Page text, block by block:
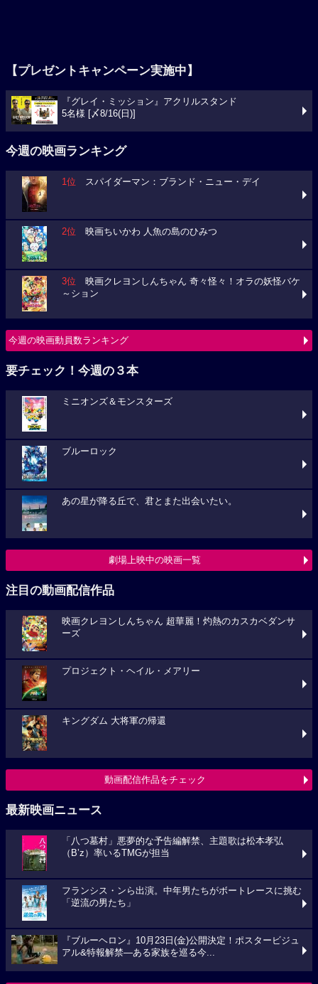
【プレゼントキャンペーン実施中】
『グレイ・ミッション』アクリルスタンド
5名様 [〆8/16(日)]
今週の映画ランキング
1位 スパイダーマン：ブランド・ニュー・デイ
2位 映画ちいかわ 人魚の島のひみつ
3位 映画クレヨンしんちゃん 奇々怪々！オラの妖怪バケ
～ション
今週の映画動員数ランキング
要チェック！今週の３本
ミニオンズ＆モンスターズ
ブルーロック
あの星が降る丘で、君とまた出会いたい。
劇場上映中の映画一覧
注目の動画配信作品
映画クレヨンしんちゃん 超華麗！灼熱のカスカベダンサ
ーズ
プロジェクト・ヘイル・メアリー
キングダム 大将軍の帰還
動画配信作品をチェック
最新映画ニュース
「八つ墓村」悪夢的な予告編解禁、主題歌は松本孝弘
（B’z）率いるTMGが担当
フランシス・ンら出演。中年男たちがボートレースに挑む
「逆流の男たち」
『ブルーヘロン』10月23日(金)公開決定！ポスタービジュ
アル&特報解禁―ある家族を巡る今...